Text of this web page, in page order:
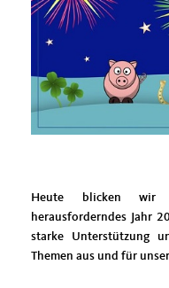
Heute blicken wir
herausforderndes Jahr
starke Unterstützung
Themen aus und für